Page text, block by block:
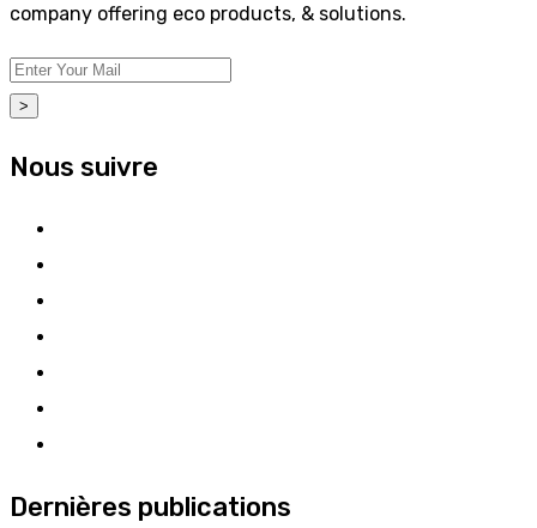
company offering eco products, & solutions.
>
Nous suivre
Dernières publications